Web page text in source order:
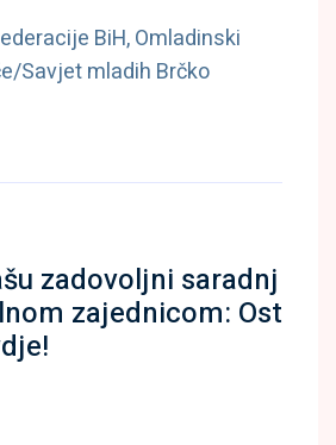
BiH, Omladinski
Savjet mladih Brčko
zadovoljni saradnj
zajednicom: Ost